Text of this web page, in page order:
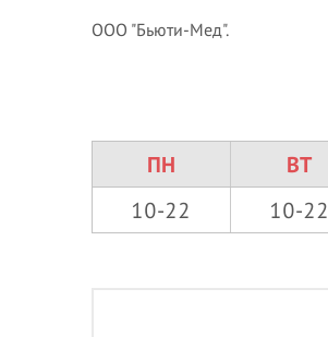
ООО "Бьюти-Мед".
ПН ВТ
10-22
10-22